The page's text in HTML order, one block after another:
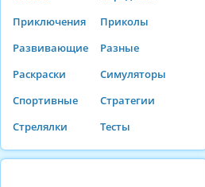
Приключения
Приколы
Развивающие
Разные
Раскраски
Симуляторы
Спортивные
Стратегии
Стрелялки
Тесты